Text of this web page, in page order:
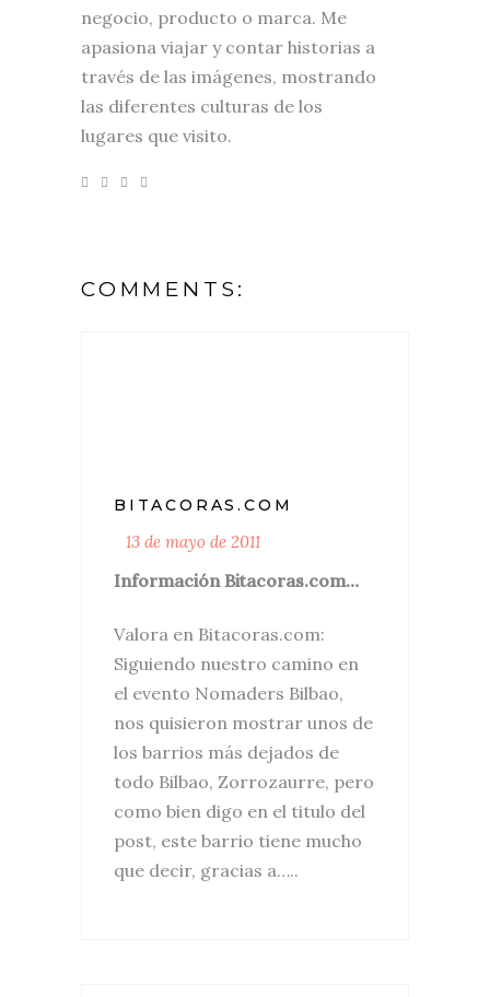
negocio, producto o marca. Me
apasiona viajar y contar historias a
través de las imágenes, mostrando
las diferentes culturas de los
lugares que visito.
COMMENTS:
BITACORAS.COM
13 de mayo de 2011
Información Bitacoras.com…
Valora en Bitacoras.com:
Siguiendo nuestro camino en
el evento Nomaders Bilbao,
nos quisieron mostrar unos de
los barrios más dejados de
todo Bilbao, Zorrozaurre, pero
como bien digo en el titulo del
post, este barrio tiene mucho
que decir, gracias a…..